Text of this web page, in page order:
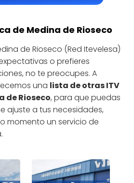
de Medina de Rioseco
de Rioseco (Red Itevelesa)
o prefieres
no te preocupes. A
una lista de otras ITV
de Rioseco, para que puedas
ajuste a tus necesidades,
momento un servicio de